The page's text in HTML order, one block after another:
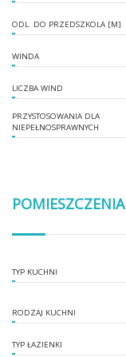
ODL. DO PRZEDSZKOLA [M]
WINDA
LICZBA WIND
PRZYSTOSOWANIA DLA
NIEPEŁNOSPRAWNYCH
POMIESZCZENIA
TYP KUCHNI
RODZAJ KUCHNI
TYP ŁAZIENKI